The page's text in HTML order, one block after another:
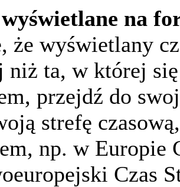
na
że wyświetlany
niż ta, w której
przejdź do
strefę
np. w Europie
Czas